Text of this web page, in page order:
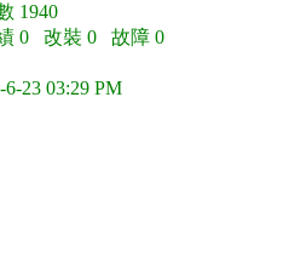
1940
0 改裝 0 故障 0
23 03:29 PM